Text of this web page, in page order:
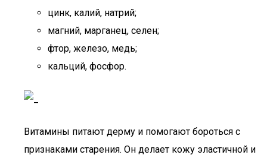
цинк, калий, натрий;
магний, марганец, селен;
фтор, железо, медь;
кальций, фосфор.
Витамины питают дерму и помогают бороться с
признаками старения. Он делает кожу эластичной и